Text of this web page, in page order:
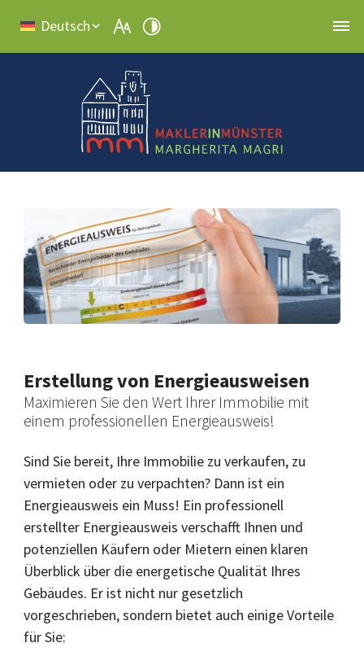
Deutsch
Erstellung von Energieausweisen
Maximieren Sie den Wert Ihrer Immobilie mit
einem professionellen Energieausweis!
Sind Sie bereit, Ihre Immobilie zu verkaufen, zu
vermieten oder zu verpachten? Dann ist ein
Energieausweis ein Muss! Ein professionell
erstellter Energieausweis verschafft Ihnen und
potenziellen Käufern oder Mietern einen klaren
Überblick über die energetische Qualität Ihres
Gebäudes. Er ist nicht nur gesetzlich
vorgeschrieben, sondern bietet auch einige Vorteile
für Sie: